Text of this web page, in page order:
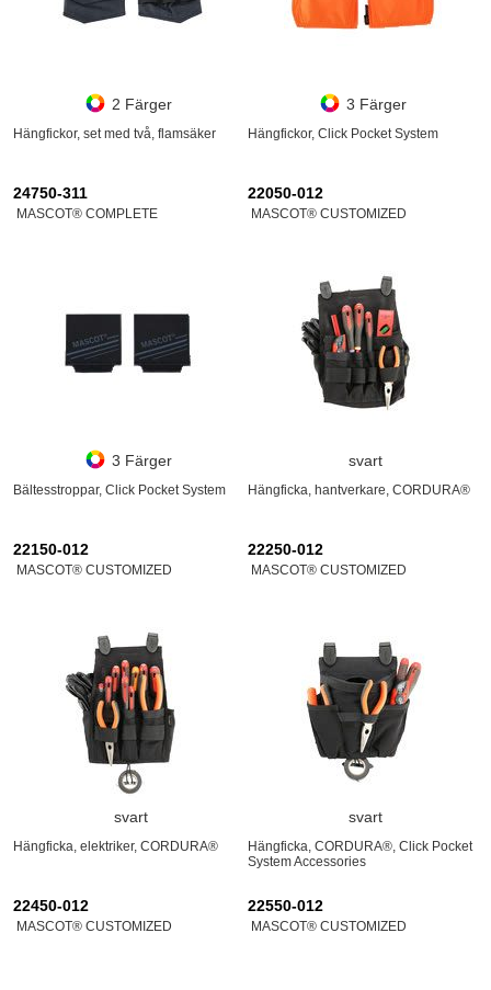
2 Färger
Hängfickor, set med två, flamsäker
3 Färger
Hängfickor, Click Pocket System
24750-311
MASCOT® COMPLETE
3 Färger
Bältesstroppar, Click Pocket System
22050-012
MASCOT® CUSTOMIZED
svart
Hängficka, hantverkare, CORDURA®
22150-012
MASCOT® CUSTOMIZED
svart
Hängficka, elektriker, CORDURA®
22250-012
MASCOT® CUSTOMIZED
svart
Hängficka, CORDURA®, Click Pocket
System Accessories
22450-012
MASCOT® CUSTOMIZED
22550-012
MASCOT® CUSTOMIZED